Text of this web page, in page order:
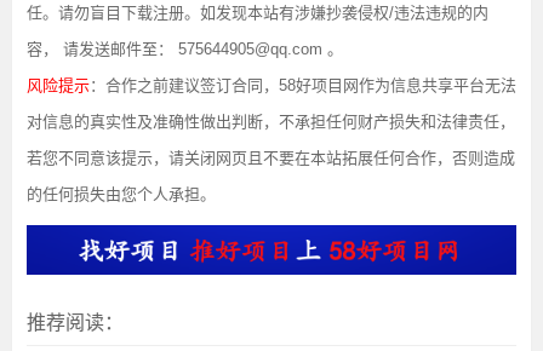
任。请勿盲目下载注册。如发现本站有涉嫌抄袭侵权/违法违规的内
容， 请发送邮件至： 575644905@qq.com 。
风险提示：合作之前建议签订合同，58好项目网作为信息共享平台无法
对信息的真实性及准确性做出判断，不承担任何财产损失和法律责任，
若您不同意该提示，请关闭网页且不要在本站拓展任何合作，否则造成
的任何损失由您个人承担。
推荐阅读：